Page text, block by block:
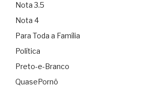
Nota 3.5
Nota 4
Para Toda a Família
Política
Preto-e-Branco
QuasePornô